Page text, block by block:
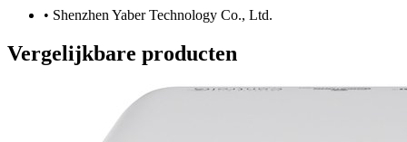
• Shenzhen Yaber Technology Co., Ltd.
Vergelijkbare producten